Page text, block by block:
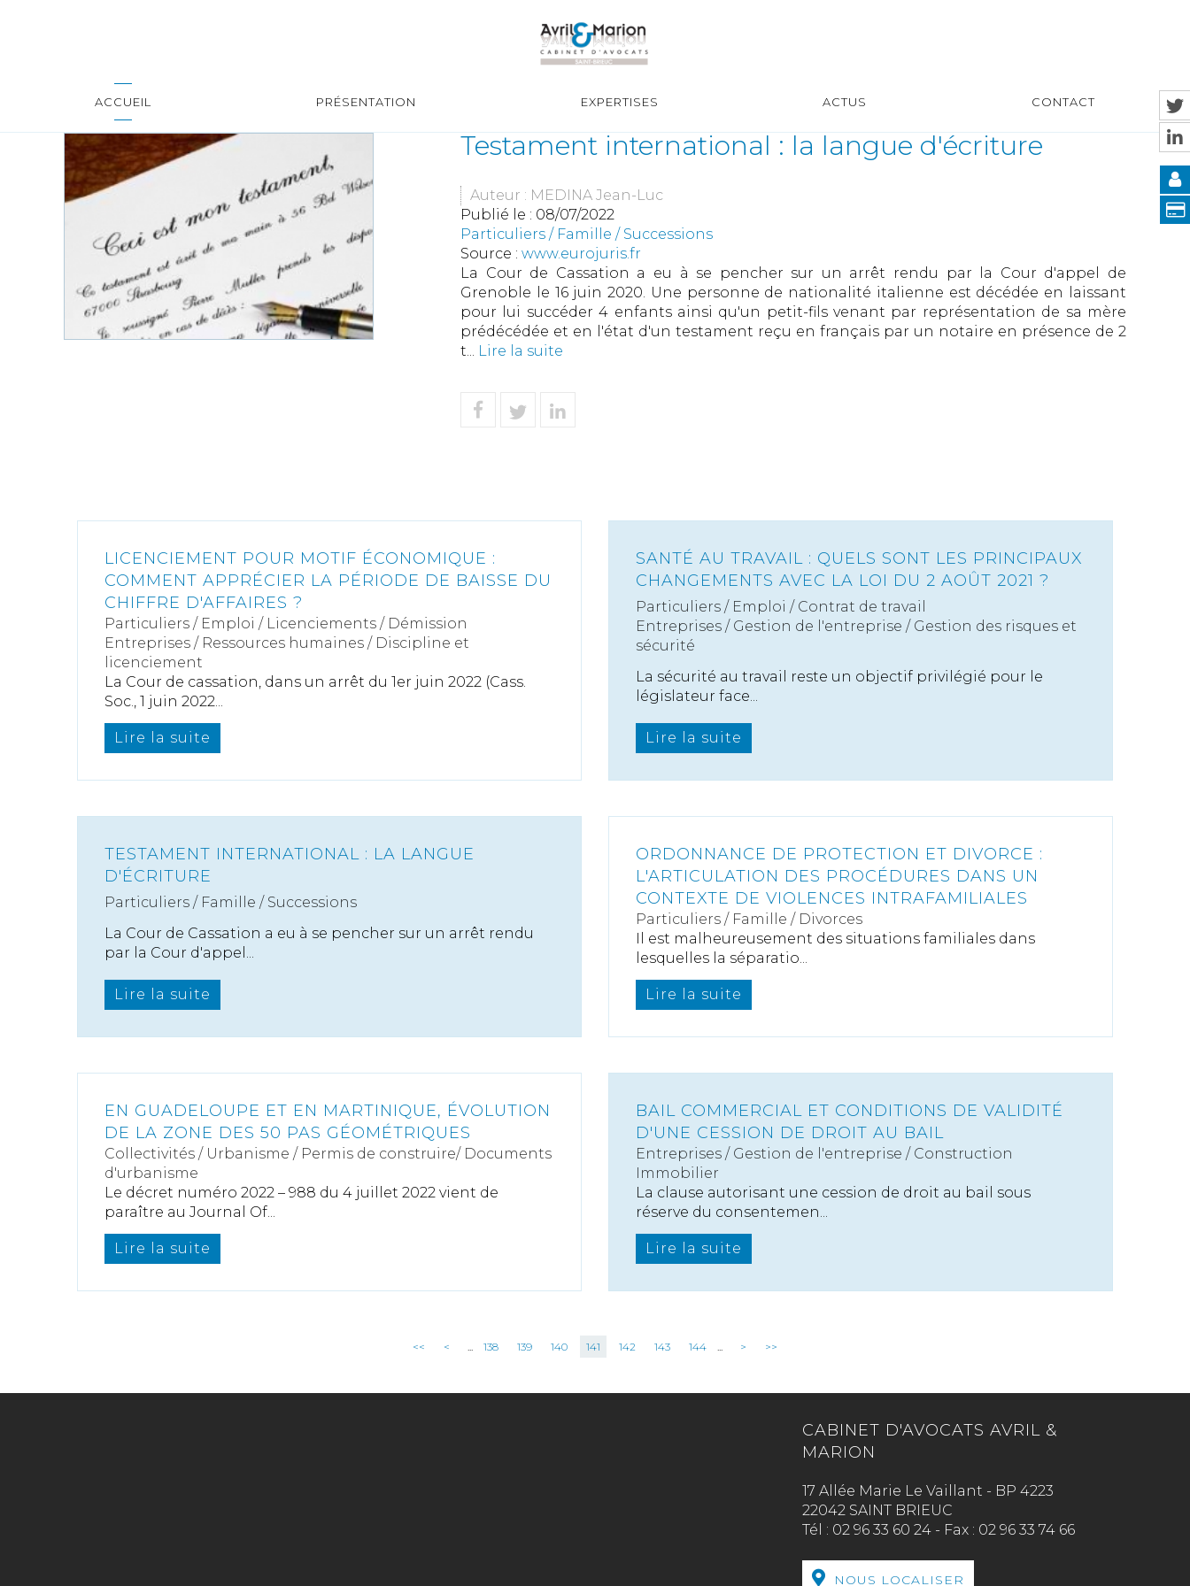
ACCUEIL PRÉSENTATION EXPERTISES ACTUS CONTACT
Testament international : la langue d'écriture
Auteur : MEDINA Jean-Luc
Publié le : 08/07/2022
Particuliers / Famille / Successions
Source : www.eurojuris.fr
La Cour de Cassation a eu à se pencher sur un arrêt rendu par la Cour d'appel de
Grenoble le 16 juin 2020. Une personne de nationalité italienne est décédée en laissant
pour lui succéder 4 enfants ainsi qu'un petit-fils venant par représentation de sa mère
prédécédée et en l'état d'un testament reçu en français par un notaire en présence de 2
t... Lire la suite
LICENCIEMENT POUR MOTIF ÉCONOMIQUE :
COMMENT APPRÉCIER LA PÉRIODE DE BAISSE DU
CHIFFRE D'AFFAIRES ?
Particuliers / Emploi / Licenciements / Démission
Entreprises / Ressources humaines / Discipline et
licenciement
La Cour de cassation, dans un arrêt du 1er juin 2022 (Cass.
Soc., 1 juin 2022...
Lire la suite
SANTÉ AU TRAVAIL : QUELS SONT LES PRINCIPAUX
CHANGEMENTS AVEC LA LOI DU 2 AOÛT 2021 ?
Particuliers / Emploi / Contrat de travail
Entreprises / Gestion de l'entreprise / Gestion des risques et
sécurité
La sécurité au travail reste un objectif privilégié pour le
législateur face...
Lire la suite
TESTAMENT INTERNATIONAL : LA LANGUE
D'ÉCRITURE
Particuliers / Famille / Successions
La Cour de Cassation a eu à se pencher sur un arrêt rendu
par la Cour d'appel...
Lire la suite
ORDONNANCE DE PROTECTION ET DIVORCE :
L'ARTICULATION DES PROCÉDURES DANS UN
CONTEXTE DE VIOLENCES INTRAFAMILIALES
Particuliers / Famille / Divorces
Il est malheureusement des situations familiales dans
lesquelles la séparatio...
Lire la suite
EN GUADELOUPE ET EN MARTINIQUE, ÉVOLUTION
DE LA ZONE DES 50 PAS GÉOMÉTRIQUES
Collectivités / Urbanisme / Permis de construire/ Documents
d'urbanisme
Le décret numéro 2022 – 988 du 4 juillet 2022 vient de
paraître au Journal Of...
Lire la suite
BAIL COMMERCIAL ET CONDITIONS DE VALIDITÉ
D'UNE CESSION DE DROIT AU BAIL
Entreprises / Gestion de l'entreprise / Construction
Immobilier
La clause autorisant une cession de droit au bail sous
réserve du consentemen...
Lire la suite
<< < ... 138 139 140 141 142 143 144 ... > >>
CABINET D'AVOCATS AVRIL &
MARION
17 Allée Marie Le Vaillant - BP 4223
22042 SAINT BRIEUC
Tél : 02 96 33 60 24 - Fax : 02 96 33 74 66
NOUS LOCALISER